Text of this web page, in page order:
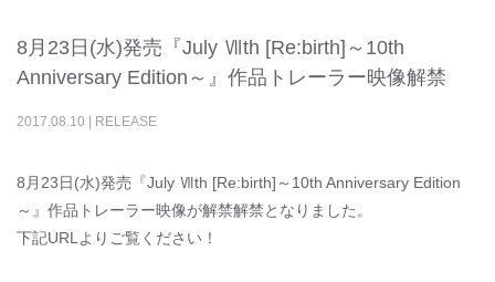
8月23日(水)発売『July Ⅶth [Re:birth]～10th
Anniversary Edition～』作品トレーラー映像解禁
2017.08.10 RELEASE
8月23日(水)発売『July Ⅶth [Re:birth]～10th Anniversary Edition
～』作品トレーラー映像が解禁解禁となりました。
下記URLよりご覧ください！